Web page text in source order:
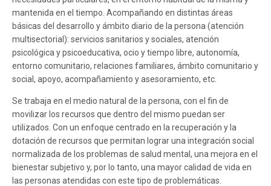
mantenida en el tiempo. Acompañando en distintas áreas
básicas del desarrollo y ámbito diario de la persona (atención
multisectorial): servicios sanitarios y sociales, atención
psicológica y psicoeducativa, ocio y tiempo libre, autonomía,
entorno comunitario, relaciones familiares, ámbito comunitario y
social, apoyo, acompañamiento y asesoramiento, etc.
Se trabaja en el medio natural de la persona, con el fin de
movilizar los recursos que dentro del mismo puedan ser
utilizados. Con un enfoque centrado en la recuperación y la
dotación de recursos que permitan lograr una integración social
normalizada de los problemas de salud mental, una mejora en el
bienestar subjetivo y, por lo tanto, una mayor calidad de vida en
las personas atendidas con este tipo de problemáticas.